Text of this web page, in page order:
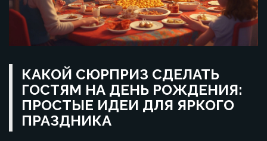
КАКОЙ СЮРПРИЗ СДЕЛАТЬ
ГОСТЯМ НА ДЕНЬ РОЖДЕНИЯ:
ПРОСТЫЕ ИДЕИ ДЛЯ ЯРКОГО
ПРАЗДНИКА